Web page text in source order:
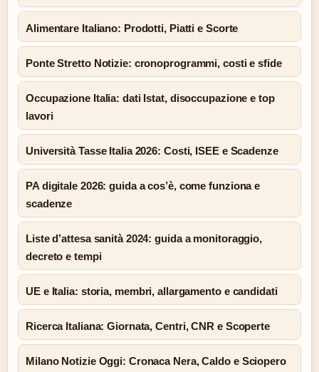
Alimentare Italiano: Prodotti, Piatti e Scorte
Ponte Stretto Notizie: cronoprogrammi, costi e sfide
Occupazione Italia: dati Istat, disoccupazione e top
lavori
Università Tasse Italia 2026: Costi, ISEE e Scadenze
PA digitale 2026: guida a cos’è, come funziona e
scadenze
Liste d’attesa sanità 2024: guida a monitoraggio,
decreto e tempi
UE e Italia: storia, membri, allargamento e candidati
Ricerca Italiana: Giornata, Centri, CNR e Scoperte
Milano Notizie Oggi: Cronaca Nera, Caldo e Sciopero